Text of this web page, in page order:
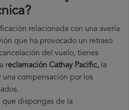
?
relacionada con una avería
que ha provocado un retraso
del vuelo, tienes
reclamación Cathay Pacific, la
compensación por los
que dispongas de la